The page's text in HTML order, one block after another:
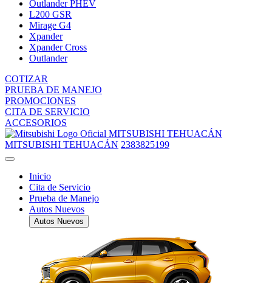
Outlander PHEV
L200 GSR
Mirage G4
Xpander
Xpander Cross
Outlander
COTIZAR
PRUEBA DE MANEJO
PROMOCIONES
CITA DE SERVICIO
ACCESORIOS
MITSUBISHI TEHUACÁN
MITSUBISHI TEHUACÁN 2383825199
Inicio
Cita de Servicio
Prueba de Manejo
Autos Nuevos
Autos Nuevos